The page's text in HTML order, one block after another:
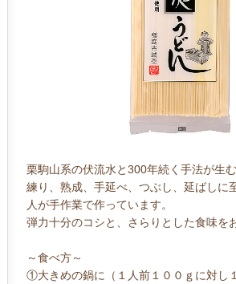
栗駒山系の伏流水と300年続く手法が生
練り、熟成、手延べ、つぶし、延ばしに
人が手作業で作っています。
弾力十分のコシと、さらりとした食味を
～食べ方～
①大きめの鍋に（１人前１００ｇに対し